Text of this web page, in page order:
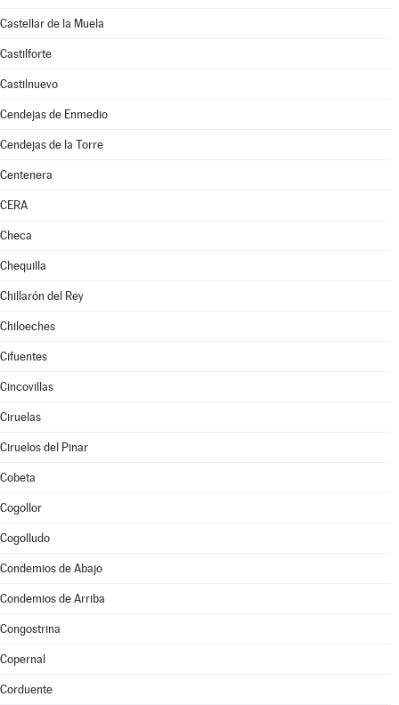
Castellar de la Muela
Castilforte
Castilnuevo
Cendejas de Enmedio
Cendejas de la Torre
Centenera
CERA
Checa
Chequilla
Chillarón del Rey
Chiloeches
Cifuentes
Cincovillas
Ciruelas
Ciruelos del Pinar
Cobeta
Cogollor
Cogolludo
Condemios de Abajo
Condemios de Arriba
Congostrina
Copernal
Corduente